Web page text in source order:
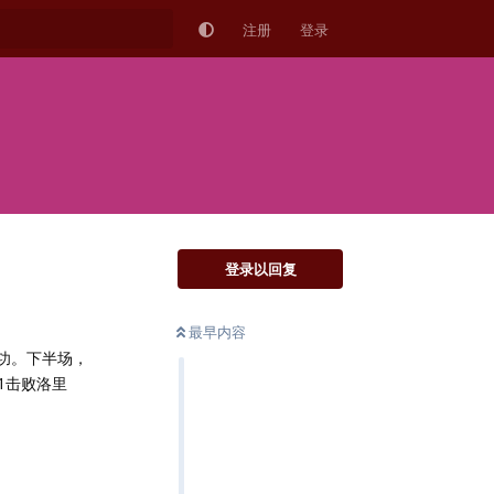
注册 登录
登录以回复
最早内容
下半场，
败洛里